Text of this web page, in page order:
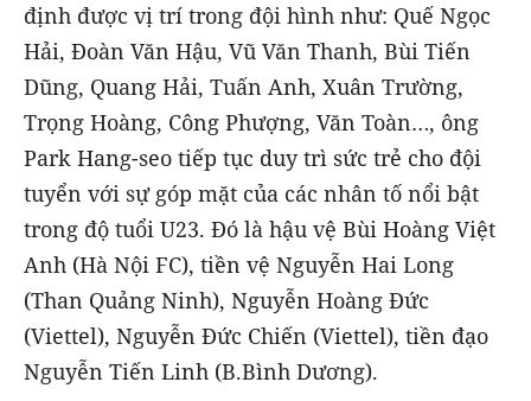
định được vị trí trong đội hình như: Quế Ngọc
Hải, Đoàn Văn Hậu, Vũ Văn Thanh, Bùi Tiến
Dũng, Quang Hải, Tuấn Anh, Xuân Trường,
Trọng Hoàng, Công Phượng, Văn Toàn…, ông
Park Hang-seo tiếp tục duy trì sức trẻ cho đội
tuyển với sự góp mặt của các nhân tố nổi bật
trong độ tuổi U23. Đó là hậu vệ Bùi Hoàng Việt
Anh (Hà Nội FC), tiền vệ Nguyễn Hai Long
(Than Quảng Ninh), Nguyễn Hoàng Đức
(Viettel), Nguyễn Đức Chiến (Viettel), tiền đạo
Nguyễn Tiến Linh (B.Bình Dương).